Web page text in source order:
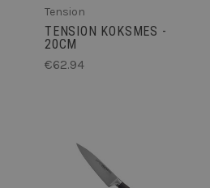
Tension
TENSION KOKSMES -
20CM
€62.94